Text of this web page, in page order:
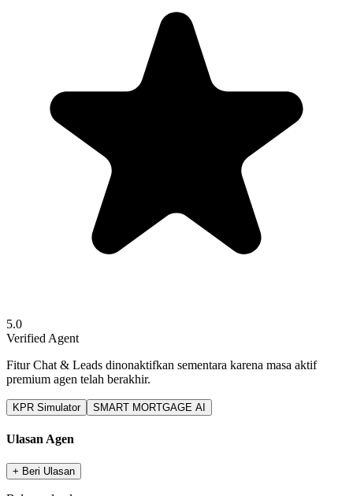
5.0
Verified Agent
Fitur Chat & Leads dinonaktifkan sementara karena masa aktif
premium agen telah berakhir.
KPR Simulator SMART MORTGAGE AI
Ulasan Agen
+ Beri Ulasan